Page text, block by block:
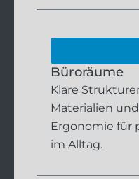
Büroräume
Klare
Materialien
Ergonomie für
im Alltag.